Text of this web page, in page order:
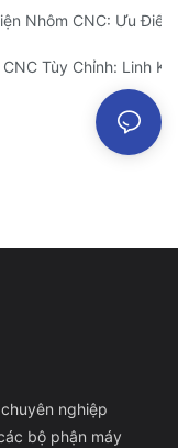
Cho Thị Trường
Nhôm CNC: Ưu
Đổi Mới Mới Nhất
CNC Tùy Chỉnh: Linh
nghiệp
bộ phận máy